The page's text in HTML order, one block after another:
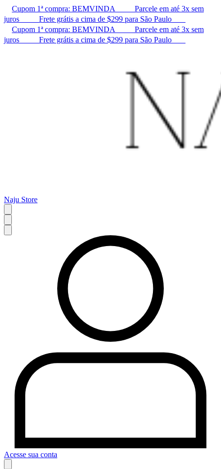
Cupom 1ª compra: BEMVINDA ㅤ ㅤ ㅤ ㅤ ㅤ ㅤ ㅤ ㅤ ㅤ Parcele em até 3x sem
juros ㅤ ㅤ ㅤ ㅤ ㅤ ㅤ ㅤ ㅤ ㅤ Frete grátis a cima de $299 para São Paulo ㅤ ㅤ ㅤ ㅤ ㅤ ㅤ ㅤ
Cupom 1ª compra: BEMVINDA ㅤ ㅤ ㅤ ㅤ ㅤ ㅤ ㅤ ㅤ ㅤ Parcele em até 3x sem
juros ㅤ ㅤ ㅤ ㅤ ㅤ ㅤ ㅤ ㅤ ㅤ Frete grátis a cima de $299 para São Paulo ㅤ ㅤ ㅤ ㅤ ㅤ ㅤ ㅤ
Naju Store
Acesse sua conta